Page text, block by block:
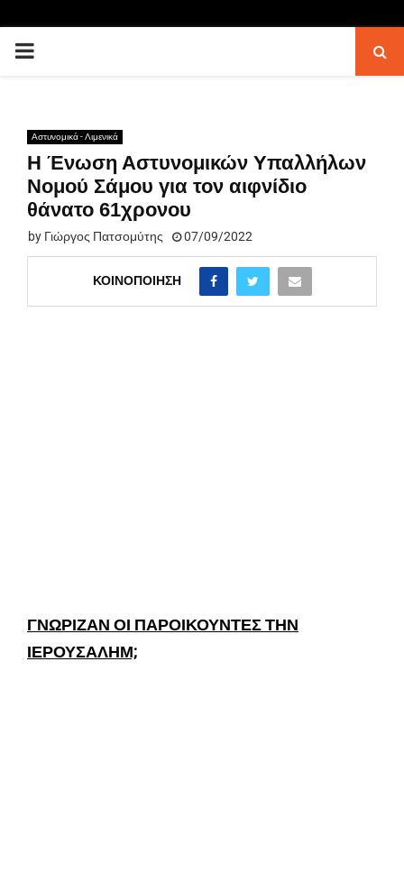
PRIMARY
Αστυνομικά - Λιμενικά
H Ένωση Αστυνομικών Υπαλλήλων
Νομού Σάμου για τον αιφνίδιο
θάνατο 61χρονου
by Γιώργος Πατσομύτης 07/09/2022
ΚΟΙΝΟΠΟΊΗΣΗ
ΓΝΩΡΙΖΑΝ ΟΙ ΠΑΡΟΙΚΟΥΝΤΕΣ ΤΗΝ
ΙΕΡΟΥΣΑΛΗΜ;